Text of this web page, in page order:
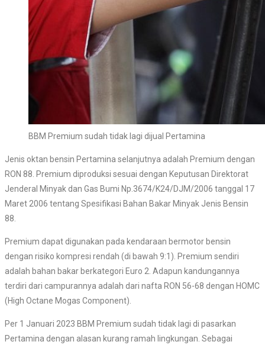
BBM Premium sudah tidak lagi dijual Pertamina
Jenis oktan bensin Pertamina selanjutnya adalah Premium dengan
RON 88. Premium diproduksi sesuai dengan Keputusan Direktorat
Jenderal Minyak dan Gas Bumi Np.3674/K24/DJM/2006 tanggal 17
Maret 2006 tentang Spesifikasi Bahan Bakar Minyak Jenis Bensin
88.
Premium dapat digunakan pada kendaraan bermotor bensin
dengan risiko kompresi rendah (di bawah 9:1). Premium sendiri
adalah bahan bakar berkategori Euro 2. Adapun kandungannya
terdiri dari campurannya adalah dari nafta RON 56-68 dengan HOMC
(High Octane Mogas Component).
Per 1 Januari 2023 BBM Premium sudah tidak lagi di pasarkan
Pertamina dengan alasan kurang ramah lingkungan. Sebagai